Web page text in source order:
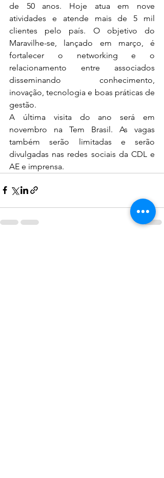
de 50 anos. Hoje atua em nove
atividades e atende mais de 5 mil
clientes pelo país. O objetivo do
Maravilhe-se, lançado em março, é
fortalecer o networking e o
relacionamento entre associados
disseminando conhecimento,
inovação, tecnologia e boas práticas de
gestão.
A última visita do ano será em
novembro na Tem Brasil. As vagas
também serão limitadas e serão
divulgadas nas redes sociais da CDL e
AE e imprensa.